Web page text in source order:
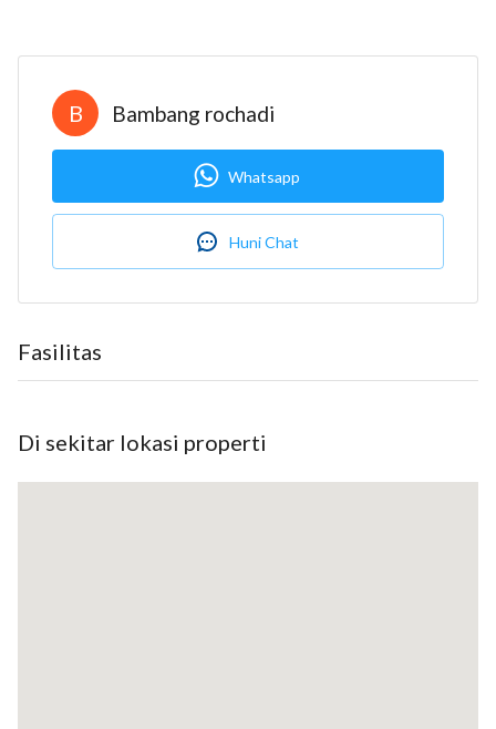
Kamar mandi: 3
Luas tanah: 1320 m2
Luas bangunan: 1041 m2
Berapa lantai? 3
Bangunan menghadap: Utara
Dijual bangunan baru gudang ready stock untuk pabrik atau
gudang di Kawasan Industri Jababeka Cikarang
Harga18,3 Milyar
Luas bangunan 1.848
B Bambang rochadi
Whatsapp
Huni Chat
Fasilitas
Di sekitar lokasi properti
3